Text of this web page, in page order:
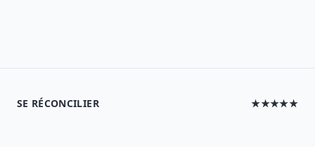
SE RÉCONCILIER ★★★★★